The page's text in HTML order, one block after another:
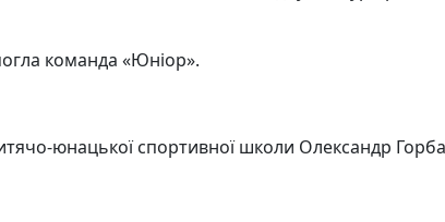
команда «Юніор».
юнацької спортивної школи Олександр